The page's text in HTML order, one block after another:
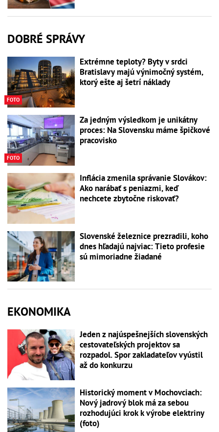
DOBRÉ SPRÁVY
FOTO
Extrémne teploty? Byty v srdci
Bratislavy majú výnimočný systém,
ktorý ešte aj šetrí náklady
FOTO
Za jedným výsledkom je unikátny
proces: Na Slovensku máme špičkové
pracovisko
Inflácia zmenila správanie Slovákov:
Ako narábať s peniazmi, keď
nechcete zbytočne riskovať?
Slovenské železnice prezradili, koho
dnes hľadajú najviac: Tieto profesie
sú mimoriadne žiadané
EKONOMIKA
Jeden z najúspešnejších slovenských
cestovateľských projektov sa
rozpadol. Spor zakladateľov vyústil
až do konkurzu
Historický moment v Mochovciach:
Nový jadrový blok má za sebou
rozhodujúci krok k výrobe elektriny
(foto)